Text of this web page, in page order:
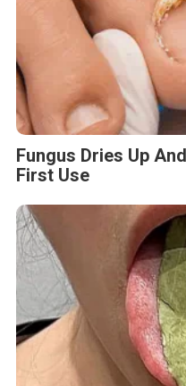
Fungus Dries Up
First Use